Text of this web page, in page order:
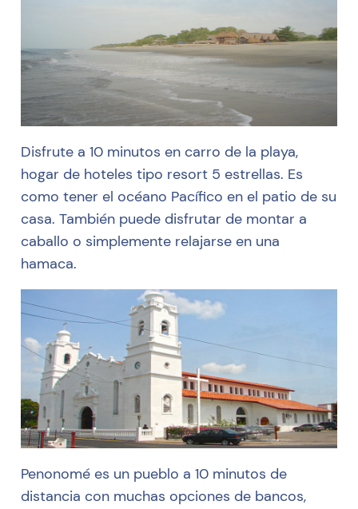
Disfrute a 10 minutos en carro de la playa,
hogar de hoteles tipo resort 5 estrellas. Es
como tener el océano Pacífico en el patio de su
casa. También puede disfrutar de montar a
caballo o simplemente relajarse en una
hamaca.
Penonomé es un pueblo a 10 minutos de
distancia con muchas opciones de bancos,